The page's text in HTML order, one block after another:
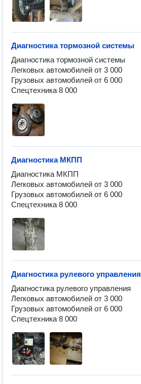
Диагностика тормозной системы
Диагностика тормозной системы
Легковых автомобилей от 3 000
Грузовых автомобилей от 6 000
Спецтехника 8 000
Диагностика МКПП
Диагностика МКПП
Легковых автомобилей от 3 000
Грузовых автомобилей от 6 000
Спецтехника 8 000
Диагностика рулевого управления
Диагностика рулевого управления
Легковых автомобилей от 3 000
Грузовых автомобилей от 6 000
Спецтехника 8 000